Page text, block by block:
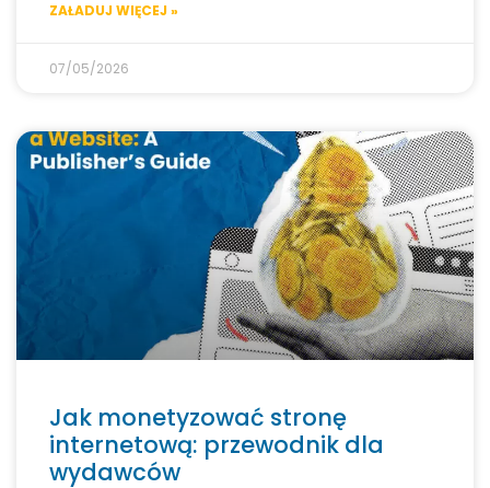
ZAŁADUJ WIĘCEJ »
07/05/2026
Jak monetyzować stronę
internetową: przewodnik dla
wydawców